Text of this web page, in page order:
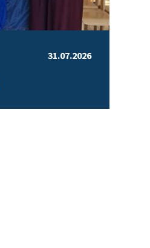
31.07.2026